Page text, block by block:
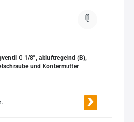
G 1/8", abluftregelnd (B),
und Kontermutter